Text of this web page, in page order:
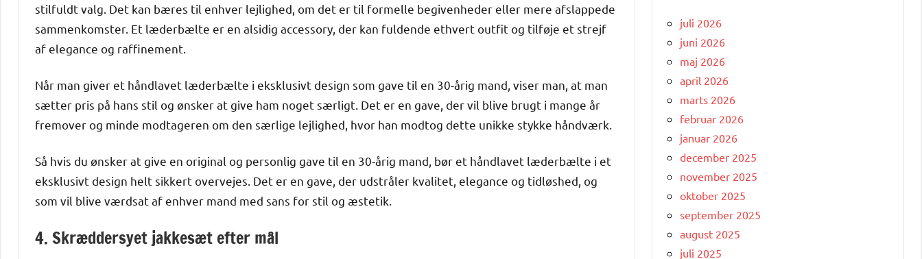
stilfuldt valg. Det kan bæres til enhver lejlighed, om det er til formelle begivenheder eller mere afslappede
sammenkomster. Et læderbælte er en alsidig accessory, der kan fuldende ethvert outfit og tilføje et strejf
af elegance og raffinement.
Når man giver et håndlavet læderbælte i eksklusivt design som gave til en 30-årig mand, viser man, at man
sætter pris på hans stil og ønsker at give ham noget særligt. Det er en gave, der vil blive brugt i mange år
fremover og minde modtageren om den særlige lejlighed, hvor han modtog dette unikke stykke håndværk.
Så hvis du ønsker at give en original og personlig gave til en 30-årig mand, bør et håndlavet læderbælte i et
eksklusivt design helt sikkert overvejes. Det er en gave, der udstråler kvalitet, elegance og tidløshed, og
som vil blive værdsat af enhver mand med sans for stil og æstetik.
4. Skræddersyet jakkesæt efter mål
juli 2026
juni 2026
maj 2026
april 2026
marts 2026
februar 2026
januar 2026
december 2025
november 2025
oktober 2025
september 2025
august 2025
juli 2025